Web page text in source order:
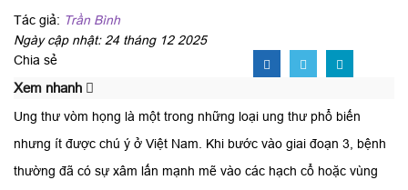
Tác giả: Trần Bình
Ngày cập nhật: 24 tháng 12 2025
Chia sẻ
Xem nhanh
Ung thư vòm họng là một trong những loại ung thư phổ biến
nhưng ít được chú ý ở Việt Nam. Khi bước vào giai đoạn 3, bệnh
thường đã có sự xâm lấn mạnh mẽ vào các hạch cổ hoặc vùng